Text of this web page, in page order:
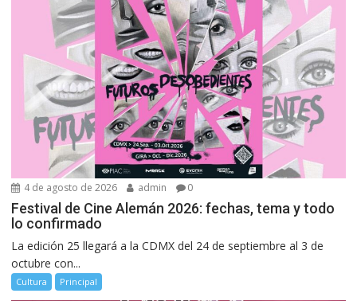
4 de agosto de 2026 admin 0
Festival de Cine Alemán 2026: fechas, tema y todo
lo confirmado
La edición 25 llegará a la CDMX del 24 de septiembre al 3 de
octubre con...
Cultura Principal